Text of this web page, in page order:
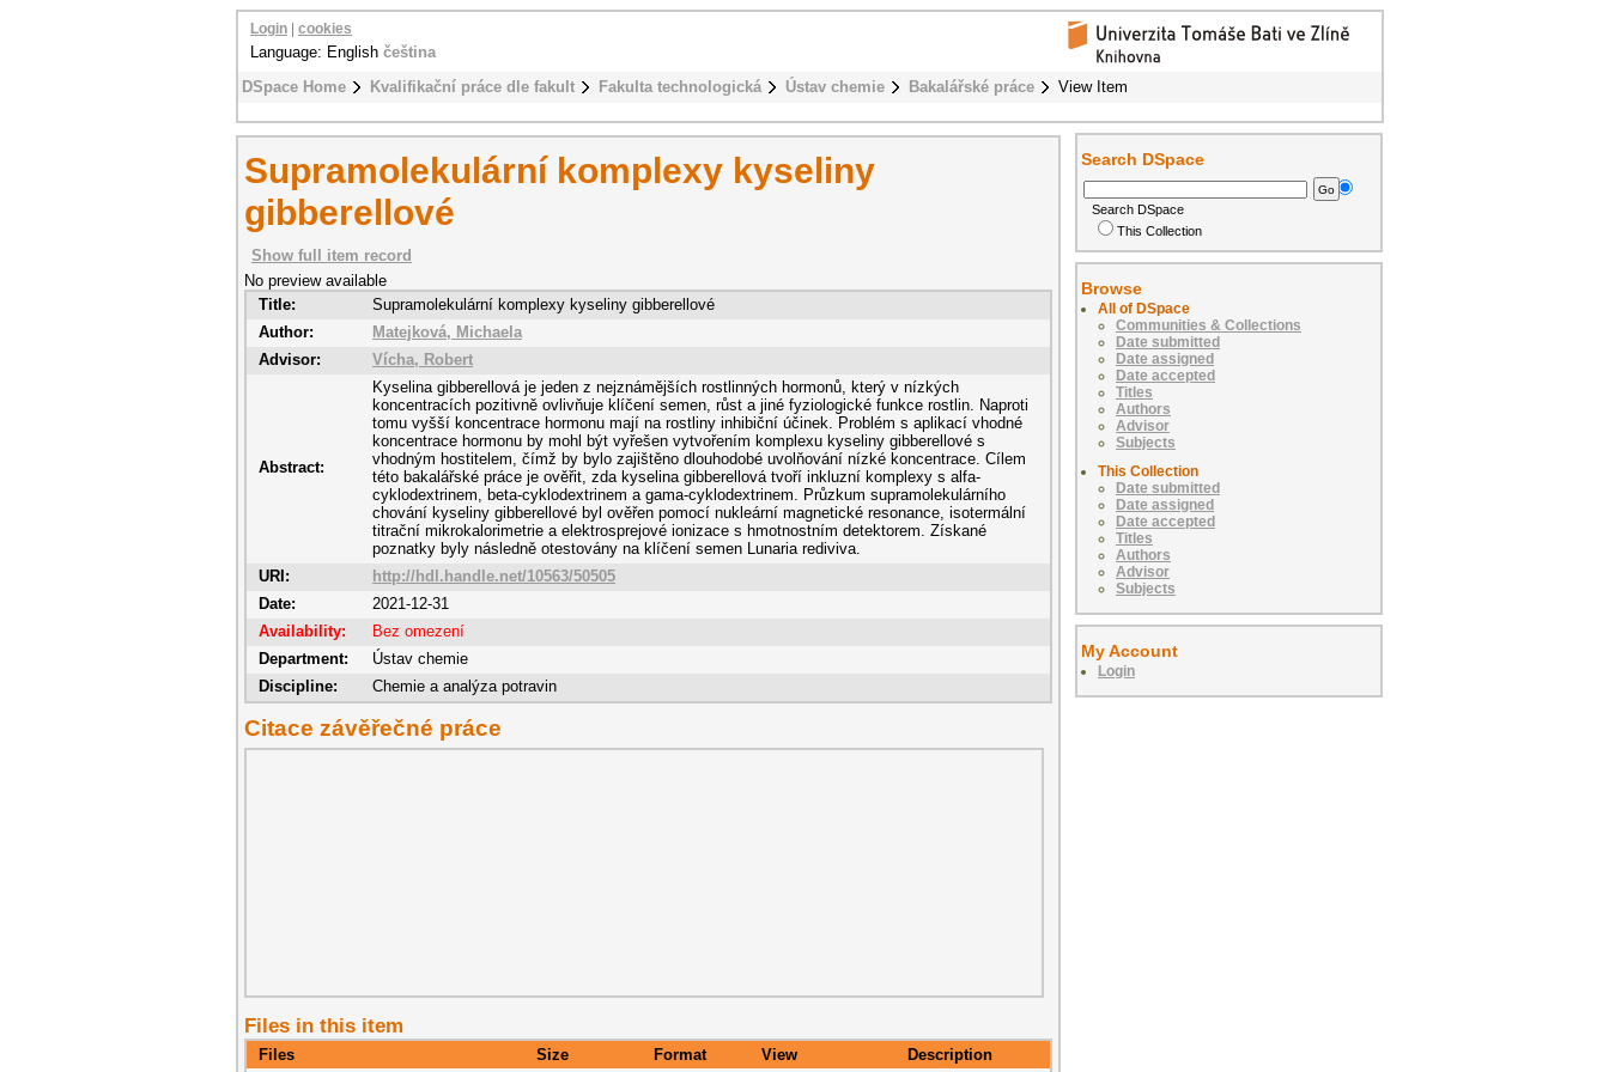
DSpace Home Kvalifikační práce dle fakult Fakulta technologická Ústav chemie Bakalářské práce View Item
Login cookies
Language: English čeština
Supramolekulární komplexy kyseliny
gibberellové
Show full item record
No preview available
Title:
Supramolekulární komplexy kyseliny gibberellové
Author:
Matejková, Michaela
Advisor:
Vícha, Robert
Abstract:
Kyselina gibberellová je jeden z nejznámějších rostlinných hormonů, který v nízkých
koncentracích pozitivně ovlivňuje klíčení semen, růst a jiné fyziologické funkce rostlin. Naproti
tomu vyšší koncentrace hormonu mají na rostliny inhibiční účinek. Problém s aplikací vhodné
koncentrace hormonu by mohl být vyřešen vytvořením komplexu kyseliny gibberellové s
vhodným hostitelem, čímž by bylo zajištěno dlouhodobé uvolňování nízké koncentrace. Cílem
této bakalářské práce je ověřit, zda kyselina gibberellová tvoří inkluzní komplexy s alfa-
cyklodextrinem, beta-cyklodextrinem a gama-cyklodextrinem. Průzkum supramolekulárního
chování kyseliny gibberellové byl ověřen pomocí nukleární magnetické resonance, isotermální
titrační mikrokalorimetrie a elektrosprejové ionizace s hmotnostním detektorem. Získané
poznatky byly následně otestovány na klíčení semen Lunaria rediviva.
URI:
http://hdl.handle.net/10563/50505
Date:
2021-12-31
Availability:
Bez omezení
Department:
Ústav chemie
Discipline:
Chemie a analýza potravin
Citace závěřečné práce
Files in this item
Files Size Format View
Description
Search DSpace
Search DSpace
This Collection
Browse
All of DSpace
Communities & Collections
Date submitted
Date assigned
Date accepted
Titles
Authors
Advisor
Subjects
This Collection
Date submitted
Date assigned
Date accepted
Titles
Authors
Advisor
Subjects
My Account
Login